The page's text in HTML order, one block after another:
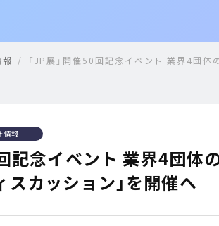
「JP展」開催50回記念イベント 業界4団体
情報
記念イベント 業界4団体
スカッション」を開催へ